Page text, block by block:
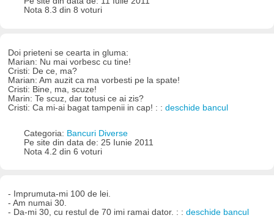
Nota 8.3 din 8 voturi
Doi prieteni se cearta in gluma:
Marian: Nu mai vorbesc cu tine!
Cristi: De ce, ma?
Marian: Am auzit ca ma vorbesti pe la spate!
Cristi: Bine, ma, scuze!
Marin: Te scuz, dar totusi ce ai zis?
Cristi: Ca mi-ai bagat tampenii in cap! : :deschide bancul
Categoria: Bancuri Diverse
Pe site din data de: 25 Iunie 2011
Nota 4.2 din 6 voturi
- Imprumuta-mi 100 de lei.
- Am numai 30.
- Da-mi 30, cu restul de 70 imi ramai dator. : :deschide bancul